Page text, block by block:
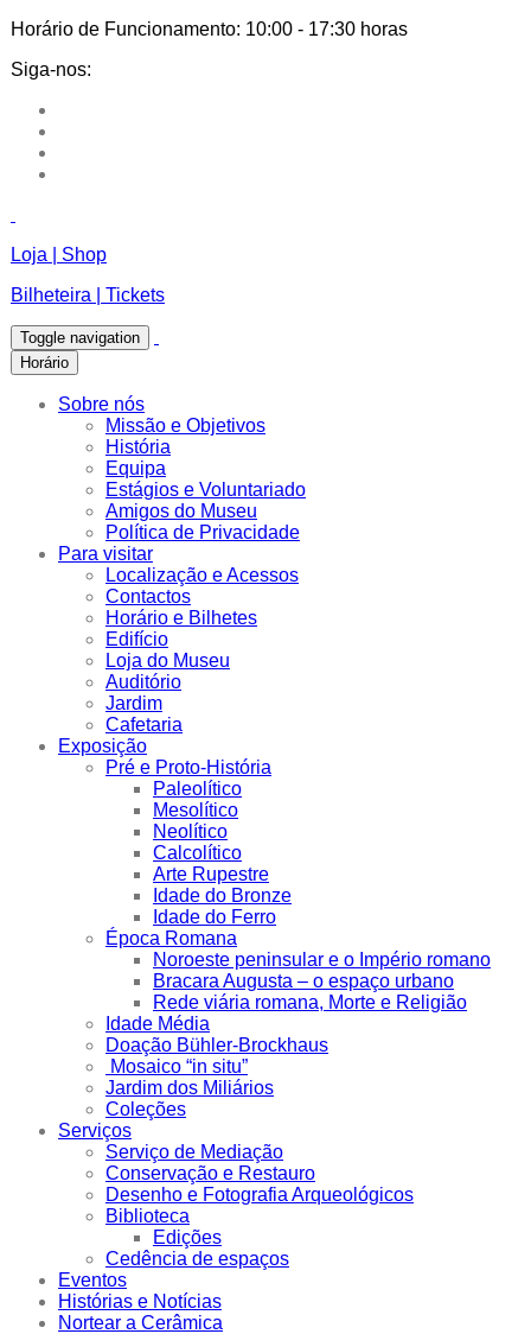
Horário de Funcionamento: 10:00 - 17:30 horas
Siga-nos:
Loja | Shop
Bilheteira | Tickets
Toggle navigation
Horário
Sobre nós
Missão e Objetivos
História
Equipa
Estágios e Voluntariado
Amigos do Museu
Política de Privacidade
Para visitar
Localização e Acessos
Contactos
Horário e Bilhetes
Edifício
Loja do Museu
Auditório
Jardim
Cafetaria
Exposição
Pré e Proto-História
Paleolítico
Mesolítico
Neolítico
Calcolítico
Arte Rupestre
Idade do Bronze
Idade do Ferro
Época Romana
Noroeste peninsular e o Império romano
Bracara Augusta – o espaço urbano
Rede viária romana, Morte e Religião
Idade Média
Doação Bühler-Brockhaus
Mosaico “in situ”
Jardim dos Miliários
Coleções
Serviços
Serviço de Mediação
Conservação e Restauro
Desenho e Fotografia Arqueológicos
Biblioteca
Edições
Cedência de espaços
Eventos
Histórias e Notícias
Nortear a Cerâmica